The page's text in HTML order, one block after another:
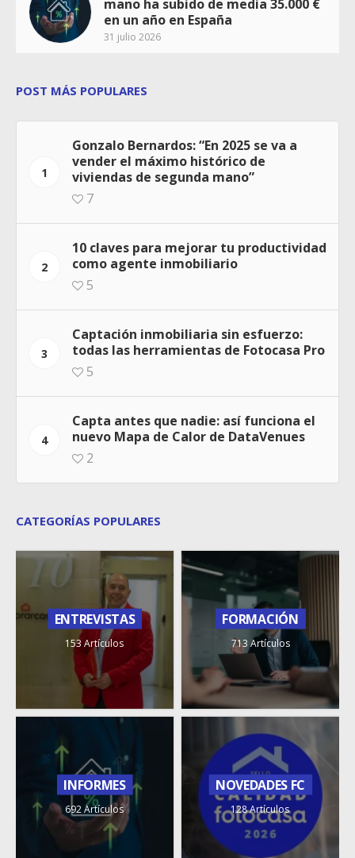
mano ha subido de media 35.000 €
en un año en España
31 julio 2026
POST MÁS POPULARES
1
Gonzalo Bernardos: “En 2025 se va a
vender el máximo histórico de
viviendas de segunda mano”
7
2
10 claves para mejorar tu productividad
como agente inmobiliario
5
3
Captación inmobiliaria sin esfuerzo:
todas las herramientas de Fotocasa Pro
5
4
Capta antes que nadie: así funciona el
nuevo Mapa de Calor de DataVenues
2
CATEGORÍAS POPULARES
ENTREVISTAS
153 Artículos
FORMACIÓN
713 Artículos
INFORMES
692 Artículos
NOVEDADES FC
128 Artículos